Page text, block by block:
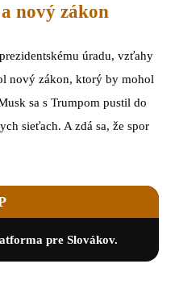
nový zákon
úradu, vzťahy
nový zákon, ktorý by mohol
sa s Trumpom pustil do
sieťach. A zdá sa, že spor
pre Slovákov.